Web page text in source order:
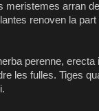
meristemes arran
renoven la part
perenne,
les fulles. Tiges